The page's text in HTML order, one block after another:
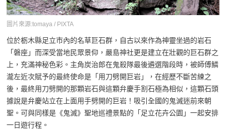
圖片來源:tomaya / PIXTA
位於栃木縣足立市內的名草巨石群，自古以來作為神靈坐過的岩石
「磐座」而深受當地民眾景仰，嚴島神社更是建立在壯觀的巨石群之
上，充滿神秘色彩。主角炭治郎在鬼殺隊最後遴選階段時，被師傅鱗
瀧左近次賦予的最終使命是「用刀劈開巨岩」，在經歷不斷苦練之
後，最終用刀劈開的那顆岩石與這顆弁慶手割石極為相似，這顆石頭
據說是弁慶站立在上面用手劈開的巨岩！吸引全國的鬼滅迷前來朝
聖。可與同樣是《鬼滅》聖地巡禮景點的「足立花卉公園」一起安排
一日遊行程。